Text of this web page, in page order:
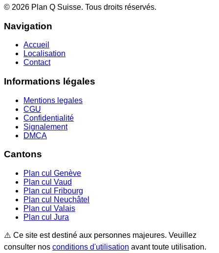
© 2026 Plan Q Suisse. Tous droits réservés.
Navigation
Accueil
Localisation
Contact
Informations légales
Mentions legales
CGU
Confidentialité
Signalement
DMCA
Cantons
Plan cul Genève
Plan cul Vaud
Plan cul
Fribourg
Plan cul
Neuchâtel
Plan cul Valais
Plan cul Jura
⚠️ Ce site est destiné aux personnes majeures. Veuillez
consulter nos conditions d'utilisation avant toute utilisation.